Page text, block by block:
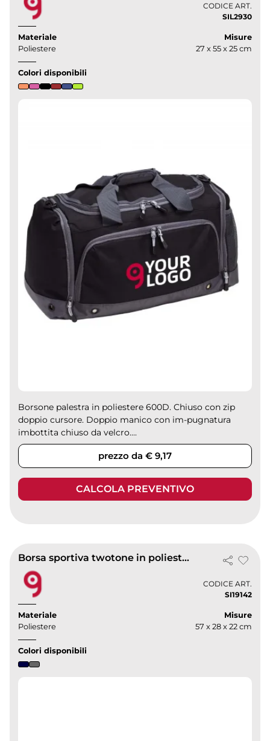
CODICE ART.
SIL2930
Materiale
Poliestere
Misure
27 x 55 x 25 cm
Colori disponibili
Borsone palestra in poliestere 600D. Chiuso con zip
doppio cursore. Doppio manico con im-pugnatura
imbottita chiuso da velcro....
prezzo da € 9,17
CALCOLA PREVENTIVO
Borsa sportiva twotone in poliestere 57x28x22 cm portascarpe
CODICE ART.
SI19142
Materiale
Poliestere
Misure
57 x 28 x 22 cm
Colori disponibili